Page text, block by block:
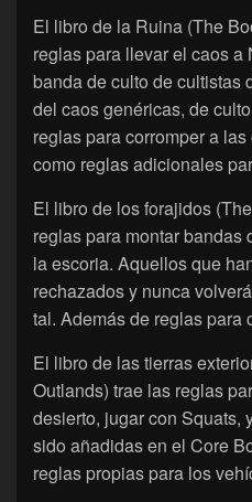
El libro de la Ruina (The
reglas para llevar el caos
banda de culto de cultistas
del caos genéricas, de
reglas para corromper a
como reglas adicionales
El libro de los forajidos
reglas para montar bandas
la escoria. Aquellos que
rechazados y nunca
tal. Además de reglas para
El libro de las tierras
Outlands) trae las reglas
desierto, jugar con Squats,
sido añadidas en el Core
reglas propias para los